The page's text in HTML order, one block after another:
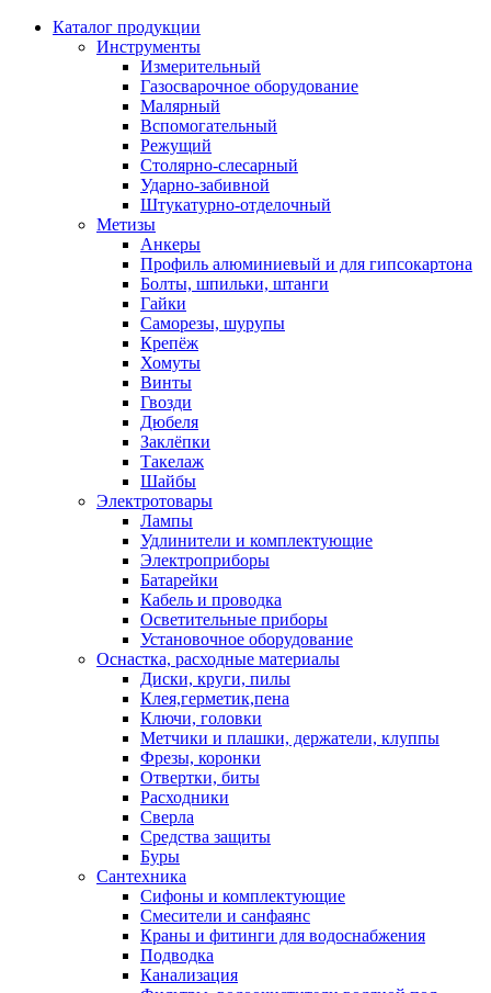
Каталог продукции
Инструменты
Измерительный
Газосварочное оборудование
Малярный
Вспомогательный
Режущий
Столярно-слесарный
Ударно-забивной
Штукатурно-отделочный
Метизы
Анкеры
Профиль алюминиевый и для гипсокартона
Болты, шпильки, штанги
Гайки
Саморезы, шурупы
Крепёж
Хомуты
Винты
Гвозди
Дюбеля
Заклёпки
Такелаж
Шайбы
Электротовары
Лампы
Удлинители и комплектующие
Электроприборы
Батарейки
Кабель и проводка
Осветительные приборы
Установочное оборудование
Оснастка, расходные материалы
Диски, круги, пилы
Клея,герметик,пена
Ключи, головки
Метчики и плашки, держатели, клуппы
Фрезы, коронки
Отвертки, биты
Расходники
Сверла
Средства защиты
Буры
Сантехника
Сифоны и комплектующие
Смесители и санфаянс
Краны и фитинги для водоснабжения
Подводка
Канализация